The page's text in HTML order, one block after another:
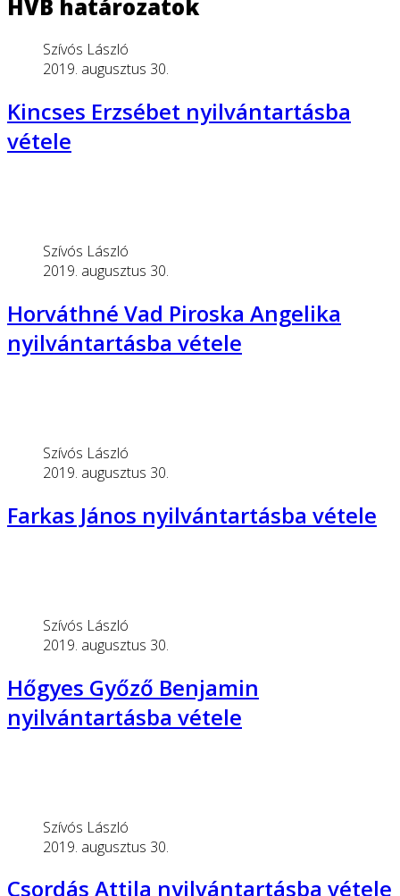
HVB határozatok
Szívós László
2019. augusztus 30.
Kincses Erzsébet nyilvántartásba
vétele
Szívós László
2019. augusztus 30.
Horváthné Vad Piroska Angelika
nyilvántartásba vétele
Szívós László
2019. augusztus 30.
Farkas János nyilvántartásba vétele
Szívós László
2019. augusztus 30.
Hőgyes Győző Benjamin
nyilvántartásba vétele
Szívós László
2019. augusztus 30.
Csordás Attila nyilvántartásba vétele